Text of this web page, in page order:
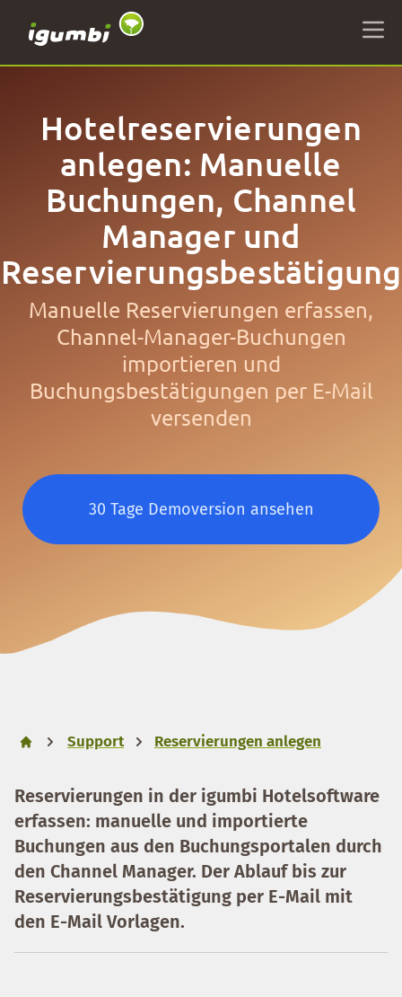
Hotelreservierungen
anlegen: Manuelle
Buchungen, Channel
Manager und
Reservierungsbestätigung
Manuelle Reservierungen erfassen,
Channel-Manager-Buchungen
importieren und
Buchungsbestätigungen per E-Mail
versenden
30 Tage Demoversion ansehen
Support Reservierungen anlegen
Reservierungen in der igumbi Hotelsoftware
erfassen: manuelle und importierte
Buchungen aus den Buchungsportalen durch
den Channel Manager. Der Ablauf bis zur
Reservierungsbestätigung per E-Mail mit
den E-Mail Vorlagen.